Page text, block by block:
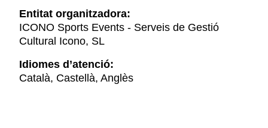
Entitat organitzadora:
ICONO Sports Events - Serveis de Gestió
Cultural Icono, SL
Idiomes d’atenció:
Català, Castellà, Anglès